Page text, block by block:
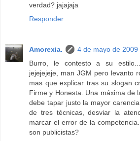
verdad? jajajaja
Responder
Amorexia.
4 de mayo de 2009
Burro, le contesto a su
jejejejeje, man JGM pero levanto
mas que explicar tras su slogan
Firme y Honesta. Una máxima de
debe tapar justo la mayor
de tres técnicas, desviar la
marcar el error de la
son publicistas?